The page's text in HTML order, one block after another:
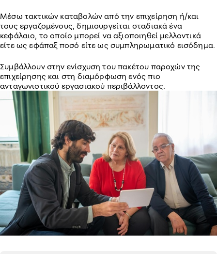
Μέσω τακτικών καταβολών από την επιχείρηση ή/και
τους εργαζομένους, δημιουργείται σταδιακά ένα
κεφάλαιο, το οποίο μπορεί να αξιοποιηθεί μελλοντικά
είτε ως εφάπαξ ποσό είτε ως συμπληρωματικό εισόδημα.
Συμβάλλουν στην ενίσχυση του πακέτου παροχών της
επιχείρησης και στη διαμόρφωση ενός πιο
ανταγωνιστικού εργασιακού περιβάλλοντος.